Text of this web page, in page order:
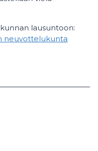
lausuntoon:
neuvottelukunta